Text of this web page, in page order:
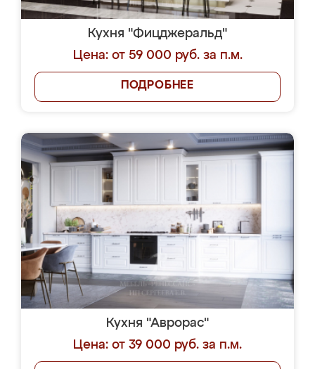
Кухня "Фицджеральд"
Цена: от 59 000 руб. за п.м.
ПОДРОБНЕЕ
Кухня "Аврорас"
Цена: от 39 000 руб. за п.м.